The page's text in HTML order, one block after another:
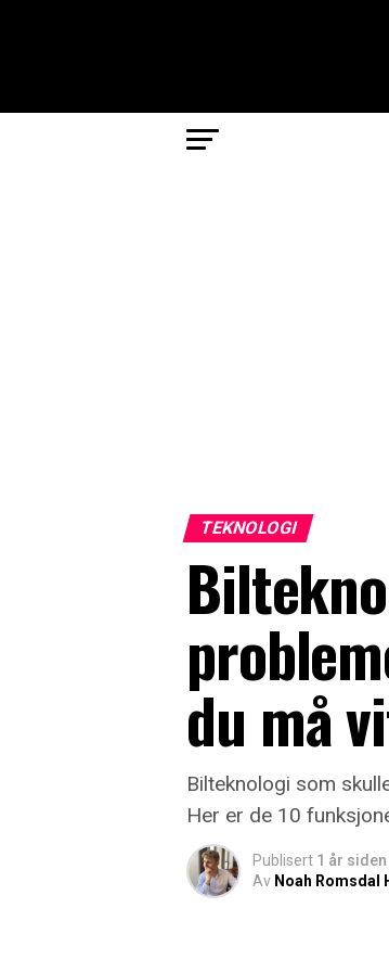
TEKNOLOGI
du må
Bilteknologi som
Her er de 10
Publisert 1 år siden
Av Noah Romsdal